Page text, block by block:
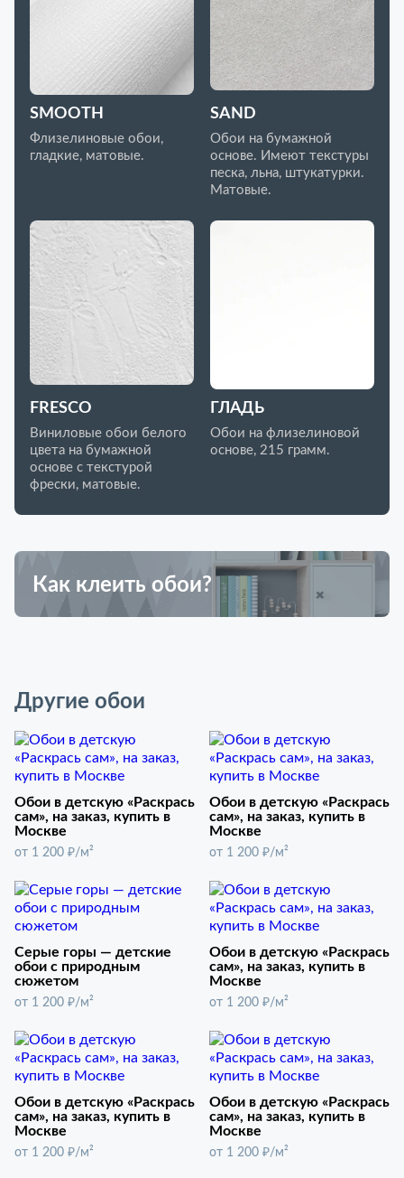
SMOOTH
Флизелиновые обои,
гладкие, матовые.
SAND
Обои на бумажной
основе. Имеют текстуры
песка, льна, штукатурки.
Матовые.
FRESCO
Виниловые обои белого
цвета на бумажной
основе с текстурой
фрески, матовые.
ГЛАДЬ
Обои на флизелиновой
основе, 215 грамм.
Как клеить обои?
Другие обои
Обои в детскую «Раскрась
сам», на заказ, купить в
Москве
от 1 200 ₽/м²
Обои в детскую «Раскрась
сам», на заказ, купить в
Москве
от 1 200 ₽/м²
Серые горы — детские
обои с природным
сюжетом
от 1 200 ₽/м²
Обои в детскую «Раскрась
сам», на заказ, купить в
Москве
от 1 200 ₽/м²
Обои в детскую «Раскрась
сам», на заказ, купить в
Москве
от 1 200 ₽/м²
Обои в детскую «Раскрась
сам», на заказ, купить в
Москве
от 1 200 ₽/м²